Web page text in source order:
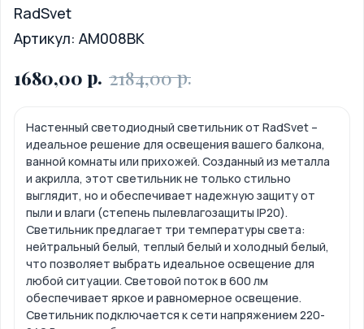
RadSvet
Артикул: AM008BK
1680,00 р. 2184,00 р.
Настенный светодиодный светильник от RadSvet –
идеальное решение для освещения вашего балкона,
ванной комнаты или прихожей. Созданный из металла
и акрилла, этот светильник не только стильно
выглядит, но и обеспечивает надежную защиту от
пыли и влаги (степень пылевлагозащиты IP20).
Светильник предлагает три температуры света:
нейтральный белый, теплый белый и холодный белый,
что позволяет выбрать идеальное освещение для
любой ситуации. Световой поток в 600 лм
обеспечивает яркое и равномерное освещение.
Светильник подключается к сети напряжением 220-